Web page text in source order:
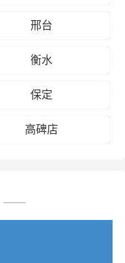
邢台
衡水
保定
高碑店